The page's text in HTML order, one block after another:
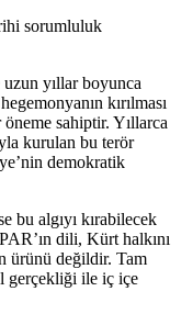
sorumluluk
yıllar boyunca
kırılması
öneme sahiptir. Yıllarca
kurulan bu terör
demokratik
bu algıyı kırabilecek
dili, Kürt halkını
ürünü değildir. Tam
gerçekliği ile iç içe